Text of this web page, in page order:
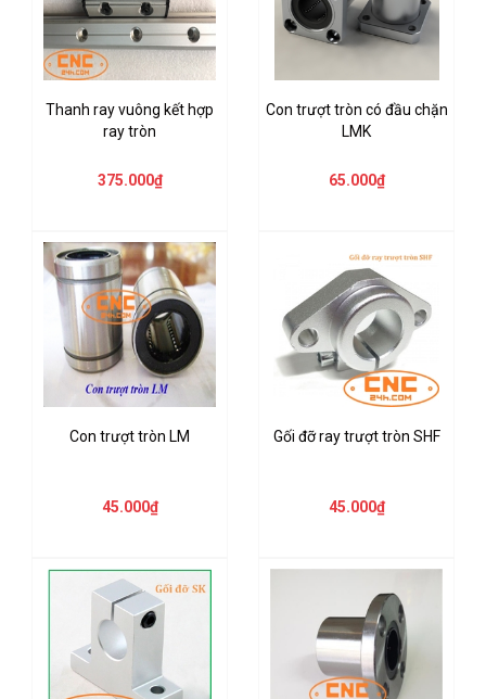
Thanh ray vuông kết hợp
ray tròn
375.000₫
Con trượt tròn có đầu chặn
LMK
65.000₫
Con trượt tròn LM
45.000₫
Gối đỡ ray trượt tròn SHF
45.000₫